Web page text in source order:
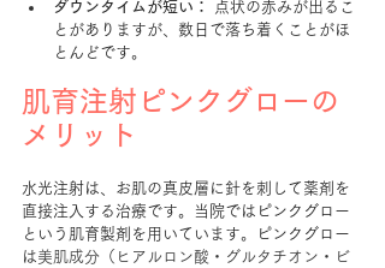
ダウンタイムが短い：
点状の赤みが出るこ
とがありますが、数日で落ち着くことがほ
とんどです。
肌育注射ピンクグローの
メリット
水光注射は、お肌の真皮層に針を刺して薬剤を
直接注入する治療です。当院ではピンクグロー
という肌育製剤を用いています。ピンクグロー
は美肌成分（ヒアルロン酸・グルタチオン・ビ